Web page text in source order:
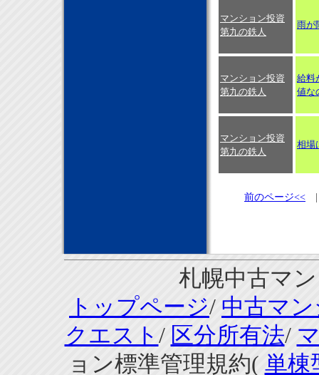
マンション投資
第九の鉄人
雨が
マンション投資
第九の鉄人
給料
値な
マンション投資
第九の鉄人
相場
前のページ<<
札幌中古マ
トップページ/ 中古マ
クエスト / 区分所有法/
ョン標準管理規約( 単棟